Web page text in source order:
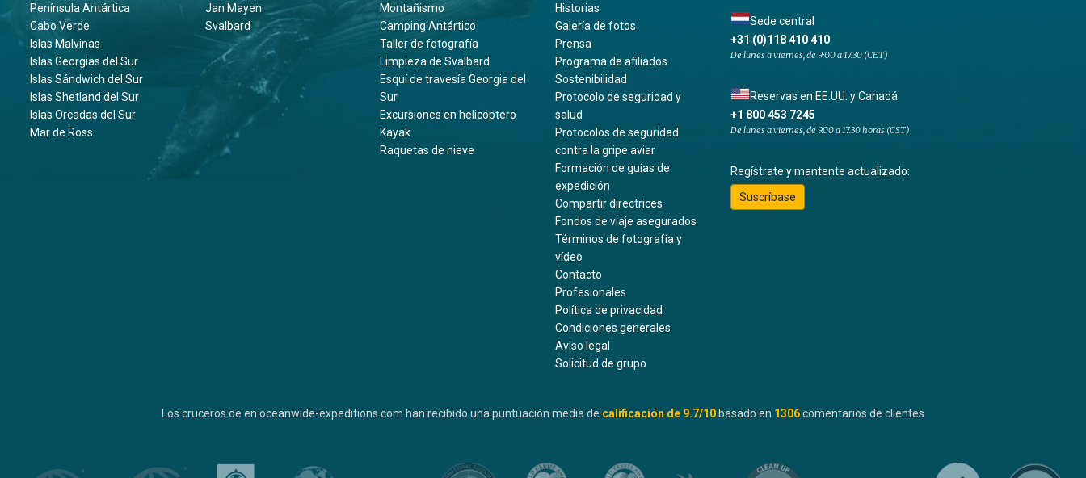
Península Antártica
Cabo Verde
Islas Malvinas
Islas Georgias del Sur
Islas Sándwich del Sur
Islas Shetland del Sur
Islas Orcadas del Sur
Mar de Ross
Jan Mayen
Svalbard
Montañismo
Camping Antártico
Taller de fotografía
Limpieza de Svalbard
Esquí de travesía Georgia del
Sur
Excursiones en helicóptero
Kayak
Raquetas de nieve
Historias
Galería de fotos
Prensa
Programa de afiliados
Sostenibilidad
Protocolo de seguridad y
salud
Protocolos de seguridad
contra la gripe aviar
Formación de guías de
expedición
Compartir directrices
Fondos de viaje asegurados
Términos de fotografía y
vídeo
Contacto
Profesionales
Política de privacidad
Condiciones generales
Aviso legal
Solicitud de grupo
Sede central
+31 (0)118 410 410
De lunes a viernes, de 9:00 a 17:30 (CET)
Reservas en EE.UU. y Canadá
+1 800 453 7245
De lunes a viernes, de 9.00 a 17.30 horas (CST)
Regístrate y mantente actualizado:
Suscríbase
Los cruceros de en oceanwide-expeditions.com han recibido una puntuación media de calificación de 9.7/10 basado en 1306comentarios de clientes